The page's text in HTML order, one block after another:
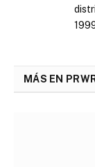
MÁS EN